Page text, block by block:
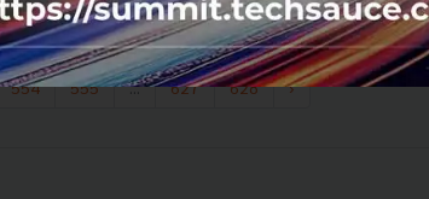
Tech & Biz Corp Innov SCG Krungsri Techstars AddVentures
554 555 ... 627 628 ›